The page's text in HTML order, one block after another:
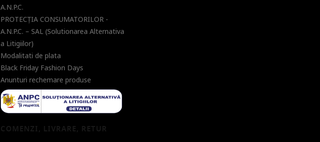
A.N.P.C.
PROTECŢIA CONSUMATORILOR -
A.N.P.C. – SAL (Solutionarea Alternativa
a Litigiilor)
Modalitati de plata
Black Friday Fashion Days
Anunturi rechemare produse
COMENZI, LIVRARE, RETUR